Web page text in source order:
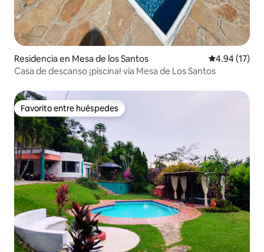
Residencia en Mesa de los Santos Calificación
4.94 (17)
Casa de descanso ¡piscina! vía Mesa de Los Santos
Favorito entre huéspedes
Favorito entre huéspedes